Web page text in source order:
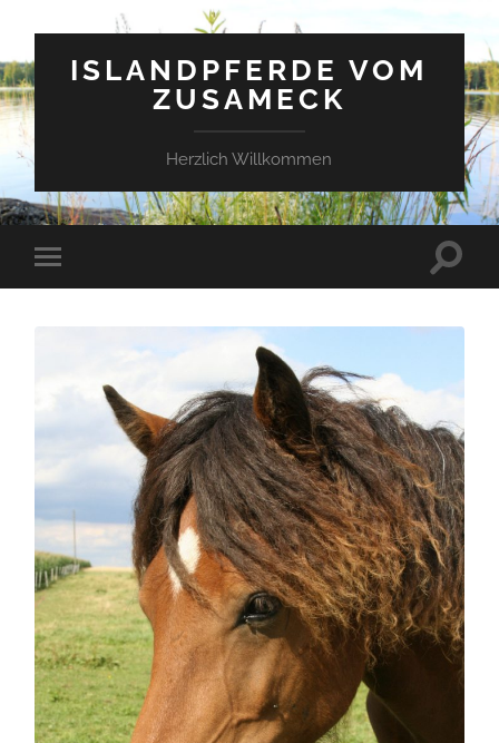
ISLANDPFERDE VOM
ZUSAMECK
Herzlich Willkommen
Mobile-
Menü